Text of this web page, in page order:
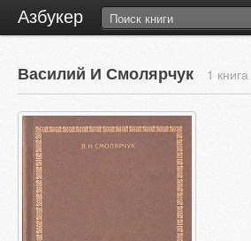
Азбукер
Василий И Смолярчук 1 книга